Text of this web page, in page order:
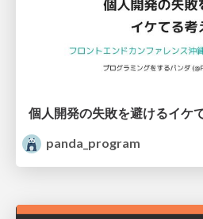
panda_program